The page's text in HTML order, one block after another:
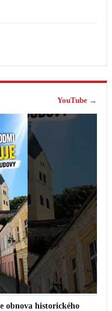
YouTube →
obnova historického